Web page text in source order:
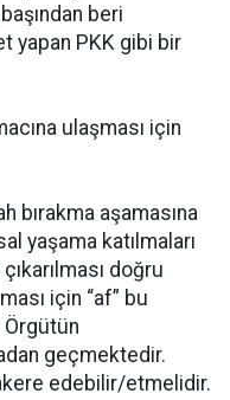
beri
yapan PKK gibi bir
ulaşması için
bırakma aşamasına
yaşama katılmaları
doğru
için “af” bu
geçmektedir.
edebilir/etmelidir.